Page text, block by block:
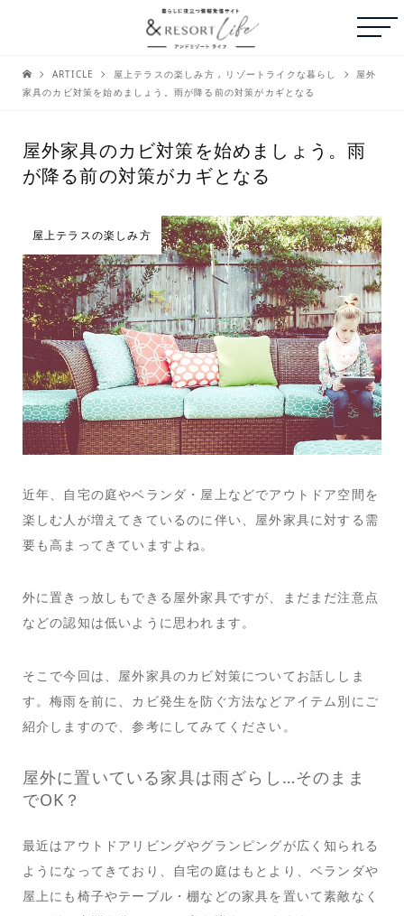
ARTICLE 屋上テラスの楽しみ方 , リゾートライクな暮らし
屋外
家具のカビ対策を始めましょう。雨が降る前の対策がカギとなる
屋外家具のカビ対策を始めましょう。雨
が降る前の対策がカギとなる
屋上テラスの楽しみ方
近年、自宅の庭やベランダ・屋上などでアウトドア空間を
楽しむ人が増えてきているのに伴い、屋外家具に対する需
要も高まってきていますよね。
外に置きっ放しもできる屋外家具ですが、まだまだ注意点
などの認知は低いように思われます。
そこで今回は、屋外家具のカビ対策についてお話ししま
す。梅雨を前に、カビ発生を防ぐ方法などアイテム別にご
紹介しますので、参考にしてみてください。
屋外に置いている家具は雨ざらし…そのまま
でOK？
最近はアウトドアリビングやグランピングが広く知られる
ようになってきており、自宅の庭はもとより、ベランダや
屋上にも椅子やテーブル・棚などの家具を置いて素敵なく